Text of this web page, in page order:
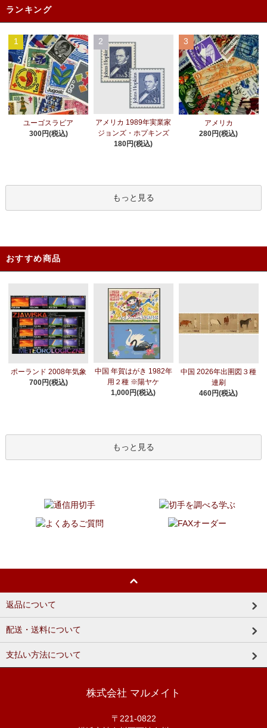
ランキング
1
ユーゴスラビア
300円(税込)
2
アメリカ 1989年実業家
ジョンズ・ホプキンズ
180円(税込)
3
アメリカ
280円(税込)
もっと見る
おすすめ商品
ポーランド 2008年気象
700円(税込)
中国 年賀はがき 1982年
用２種 ※陽ヤケ
1,000円(税込)
中国 2026年出圉図３種
連刷
460円(税込)
もっと見る
返品について
配送・送料について
支払い方法について
株式会社 マルメイト
〒221-0822